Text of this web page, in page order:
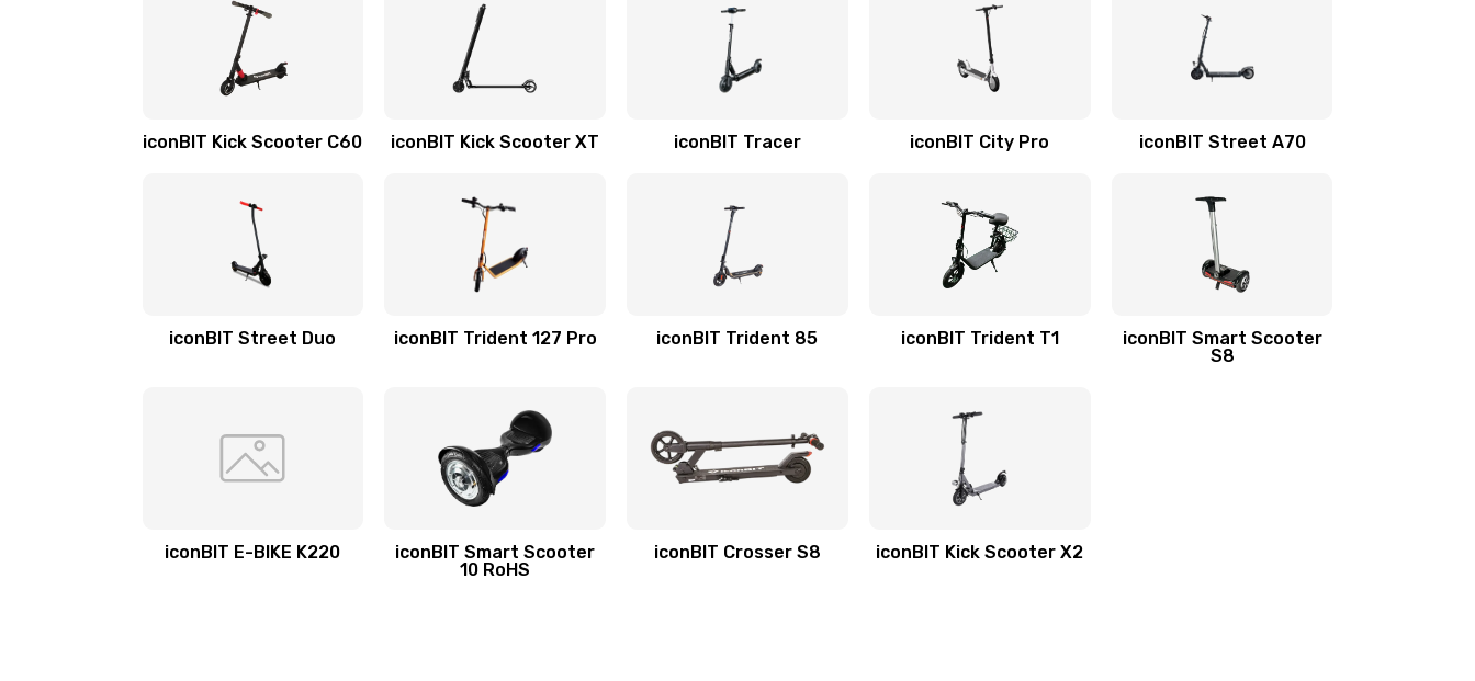
iconBIT Kick Scooter C60 iconBIT Kick Scooter XT iconBIT Tracer iconBIT City Pro iconBIT Street A70
iconBIT Street Duo iconBIT Trident 127 Pro iconBIT Trident 85 iconBIT Trident T1
iconBIT Smart Scooter
S8
iconBIT E-BIKE K220
iconBIT Smart Scooter
10 RoHS
iconBIT Crosser S8 iconBIT Kick Scooter X2